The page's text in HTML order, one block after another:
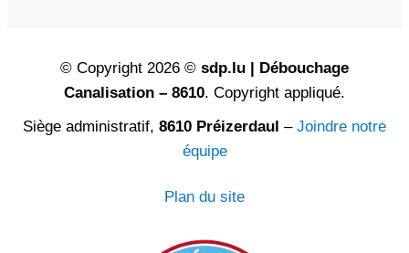
© Copyright 2026 © sdp.lu | Débouchage
Canalisation – 8610. Copyright appliqué.
Siège administratif, 8610 Préizerdaul – Joindre notre
équipe
Plan du site